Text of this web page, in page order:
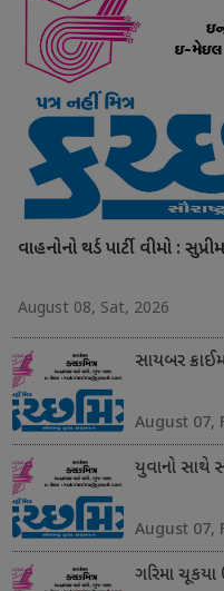
વાહનોનો થર્ડ પાર્ટી વીમો :
August 08, Sat, 2026
સાયબર
August 07,
યુવાનો સાથે
August 07,
ગરિમા ચૂકયા